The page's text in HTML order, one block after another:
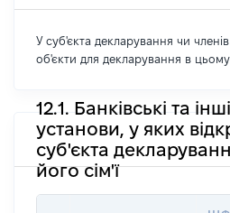
У суб'єкта декларування чи членів
об'єкти для декларування в цьому
12.1. Банківські та
установи, у яких
суб'єкта
його сім'ї